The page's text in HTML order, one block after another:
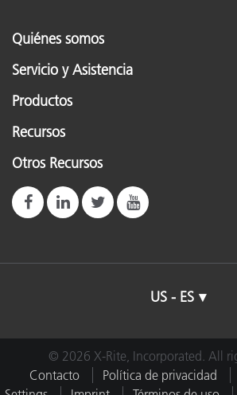
Quiénes somos
Servicio y Asistencia
Productos
Recursos
Otros Recursos
US - ES
© 2026 X-Rite, Incorporated. All
Contacto
Política de privacidad